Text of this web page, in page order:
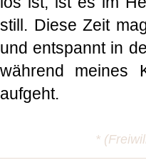
still. Diese Zeit
und entspannt in
während meines
aufgeht.
*